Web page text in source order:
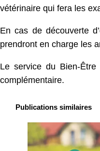
vétérinaire qui fera les
En cas de découverte
prendront en charge les
Le service du Bien-
complémentaire.
Publications similaires